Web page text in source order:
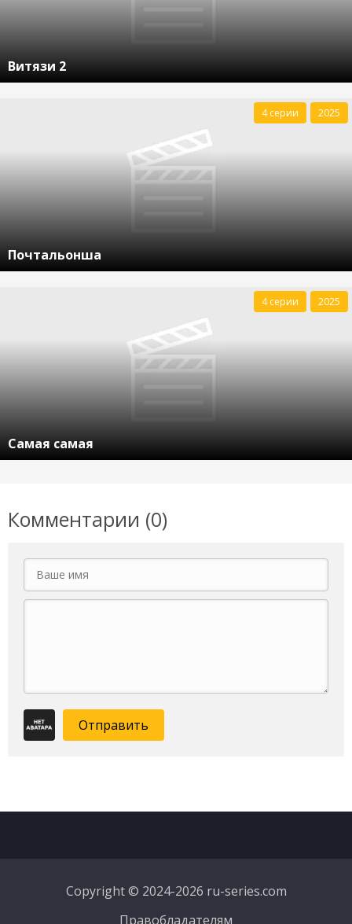
Витязи 2
Почтальонша
4 серии 2025
Самая самая
4 серии 2025
Комментарии (0)
Отправить
Copyright © 2024-2026 ru-series.com
Правобладателям